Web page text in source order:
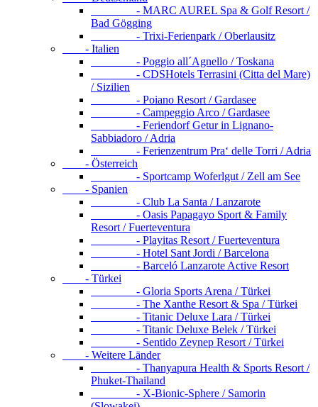
- MARC AUREL Spa & Golf Resort /
Bad Gögging
- Trixi-Ferienpark / Oberlausitz
- Italien
- Poggio all´Agnello / Toskana
- CDSHotels Terrasini (Citta del Mare)
/ Sizilien
- Poiano Resort / Gardasee
- Campeggio Arco / Gardasee
- Feriendorf Getur in Lignano-
Sabbiadoro / Adria
- Ferienzentrum Pra‘ delle Torri / Adria
- Österreich
- Sportcamp Woferlgut / Zell am See
- Spanien
- Club La Santa / Lanzarote
- Oasis Papagayo Sport & Family
Resort / Fuerteventura
- Playitas Resort / Fuerteventura
- Hotel Sant Jordi / Barcelona
- Barceló Lanzarote Active Resort
- Türkei
- Gloria Sports Arena / Türkei
- The Xanthe Resort & Spa / Türkei
- Titanic Deluxe Lara / Türkei
- Titanic Deluxe Belek / Türkei
- Sentido Zeynep Resort / Türkei
- Weitere Länder
- Thanyapura Health & Sports Resort /
Phuket-Thailand
- X-Bionic-Sphere / Samorin